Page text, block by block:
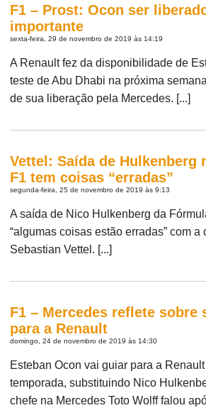
F1 – Prost: Ocon ser
importante
sexta-feira, 29 de novembro de 2019 às 14:19
A Renault fez da disponibilidade de
teste de Abu Dhabi na próxima
de sua liberação pela Mercedes. [...]
Vettel: Saída de Hulkenberg
F1 tem coisas “erradas”
segunda-feira, 25 de novembro de 2019 às 9:13
A saída de Nico Hulkenberg da
“algumas coisas estão erradas” com a
Sebastian Vettel. [...]
F1 – Mercedes reflete sobre
para a Renault
domingo, 24 de novembro de 2019 às 14:30
Esteban Ocon vai guiar para a
temporada, substituindo Nico
chefe na Mercedes Toto Wolff falou